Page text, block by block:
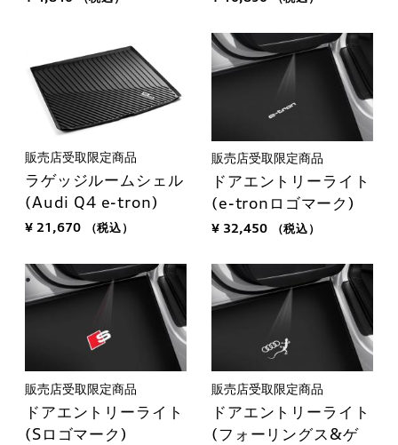
販売店受取限定商品
ラゲッジルームシェル
(Audi Q4 e-tron)
¥ 21,670 （税込）
販売店受取限定商品
ドアエントリーライト
(e-tronロゴマーク)
¥ 32,450 （税込）
販売店受取限定商品
ドアエントリーライト
(Sロゴマーク)
販売店受取限定商品
ドアエントリーライト
(フォーリングス&ゲ